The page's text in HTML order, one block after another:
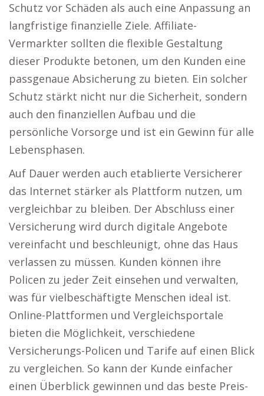
Schutz vor Schäden als auch eine Anpassung an
langfristige finanzielle Ziele. Affiliate-
Vermarkter sollten die flexible Gestaltung
dieser Produkte betonen, um den Kunden eine
passgenaue Absicherung zu bieten. Ein solcher
Schutz stärkt nicht nur die Sicherheit, sondern
auch den finanziellen Aufbau und die
persönliche Vorsorge und ist ein Gewinn für alle
Lebensphasen.
Auf Dauer werden auch etablierte Versicherer
das Internet stärker als Plattform nutzen, um
vergleichbar zu bleiben. Der Abschluss einer
Versicherung wird durch digitale Angebote
vereinfacht und beschleunigt, ohne das Haus
verlassen zu müssen. Kunden können ihre
Policen zu jeder Zeit einsehen und verwalten,
was für vielbeschäftigte Menschen ideal ist.
Online-Plattformen und Vergleichsportale
bieten die Möglichkeit, verschiedene
Versicherungs-Policen und Tarife auf einen Blick
zu vergleichen. So kann der Kunde einfacher
einen Überblick gewinnen und das beste Preis-